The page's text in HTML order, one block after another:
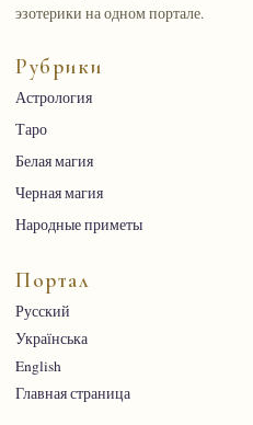
эзотерики на одном портале.
Рубрики
Астрология
Таро
Белая магия
Черная магия
Народные приметы
Портал
Русский
Українська
English
Главная страница